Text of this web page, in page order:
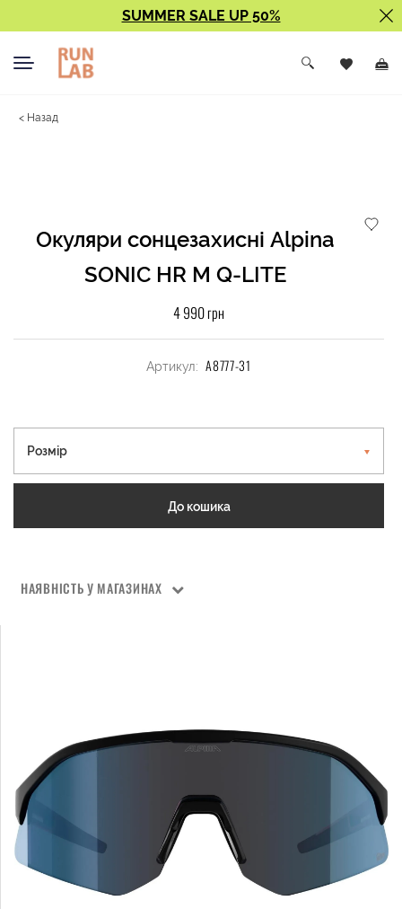
SUMMER SALE UP 50%
< Назад
Окуляри сонцезахисні Alpina
SONIC HR M Q-LITE
4 990 грн
Артикул: A8777-31
Розмір
До кошика
НАЯВНІСТЬ У МАГАЗИНАХ